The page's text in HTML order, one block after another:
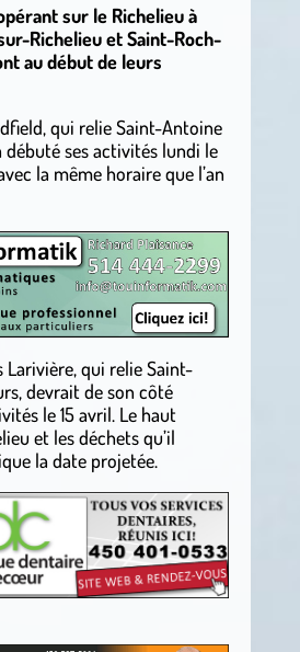
sur le Richelieu à
Richelieu et Saint-Roch-
au début de leurs
qui relie Saint-Antoine
débuté ses activités lundi le
la même horaire que l’an
Larivière, qui relie Saint-
devrait de son côté
le 15 avril. Le haut
et les déchets qu’il
la date projetée.